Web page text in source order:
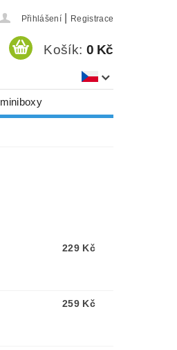
Přihlášení Registrace
Košík: 0 Kč
miniboxy
229 Kč
259 Kč